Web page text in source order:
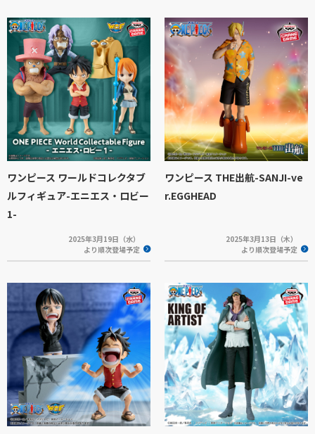
ワンピース ワールドコレクタブ
ルフィギュア-エニエス・ロビー
1-
2025年3月19日（水）
より順次登場予定
ワンピース THE出航-SANJI-ve
r.EGGHEAD
2025年3月13日（木）
より順次登場予定